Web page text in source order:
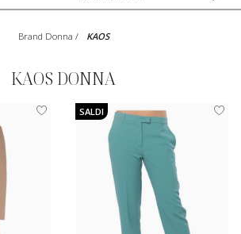
Brand Donna / KAOS
KAOS DONNA
SALDI